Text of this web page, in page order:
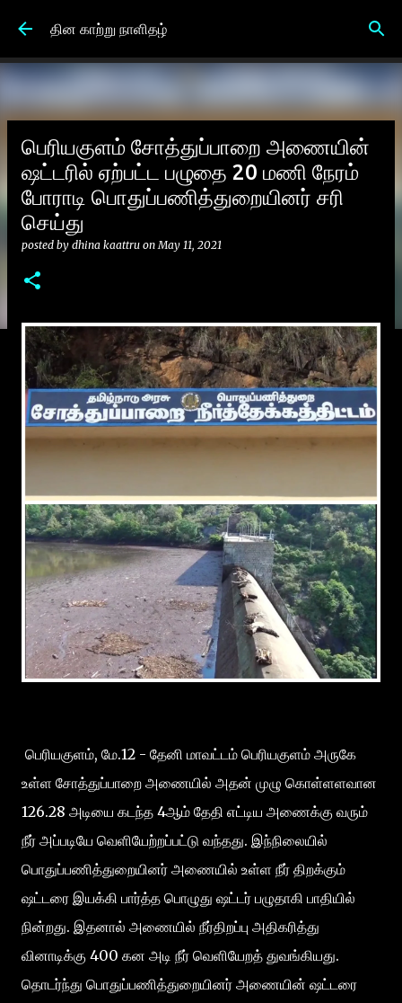
Skip to main content
தின காற்று நாளிதழ்
பெரியகுளம் சோத்துப்பாறை அணையின்
ஷட்டரில் ஏற்பட்ட பழுதை 20 மணி நேரம்
போராடி பொதுப்பணித்துறையினர் சரி
செய்து
posted by dhina kaattru onMay 11, 2021
பெரியகுளம், மே.12 - தேனி மாவட்டம் பெரியகுளம் அருகே
உள்ள சோத்துப்பாறை அணையில் அதன் முழு கொள்ளளவான
126.28 அடியை கடந்த 4ஆம் தேதி எட்டிய அணைக்கு வரும்
நீர் அப்படியே வெளியேற்றப்பட்டு வந்தது. இந்நிலையில்
பொதுப்பணித்துறையினர் அணையில் உள்ள நீர் திறக்கும்
ஷட்டரை இயக்கி பார்த்த பொழுது ஷட்டர் பழுதாகி பாதியில்
நின்றது. இதனால் அணையில் நீர்திறப்பு அதிகரித்து
வினாடிக்கு 400 கன அடி நீர் வெளியேறத் துவங்கியது.
தொடர்ந்து பொதுப்பணித்துறையினர் அணையின் ஷட்டரை